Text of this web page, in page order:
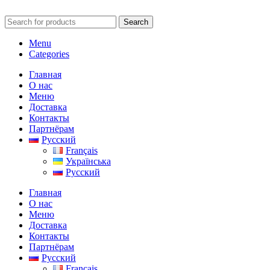
Search
Menu
Categories
Главная
О нас
Меню
Доставка
Контакты
Партнёрам
Русский
Français
Українська
Русский
Главная
О нас
Меню
Доставка
Контакты
Партнёрам
Русский